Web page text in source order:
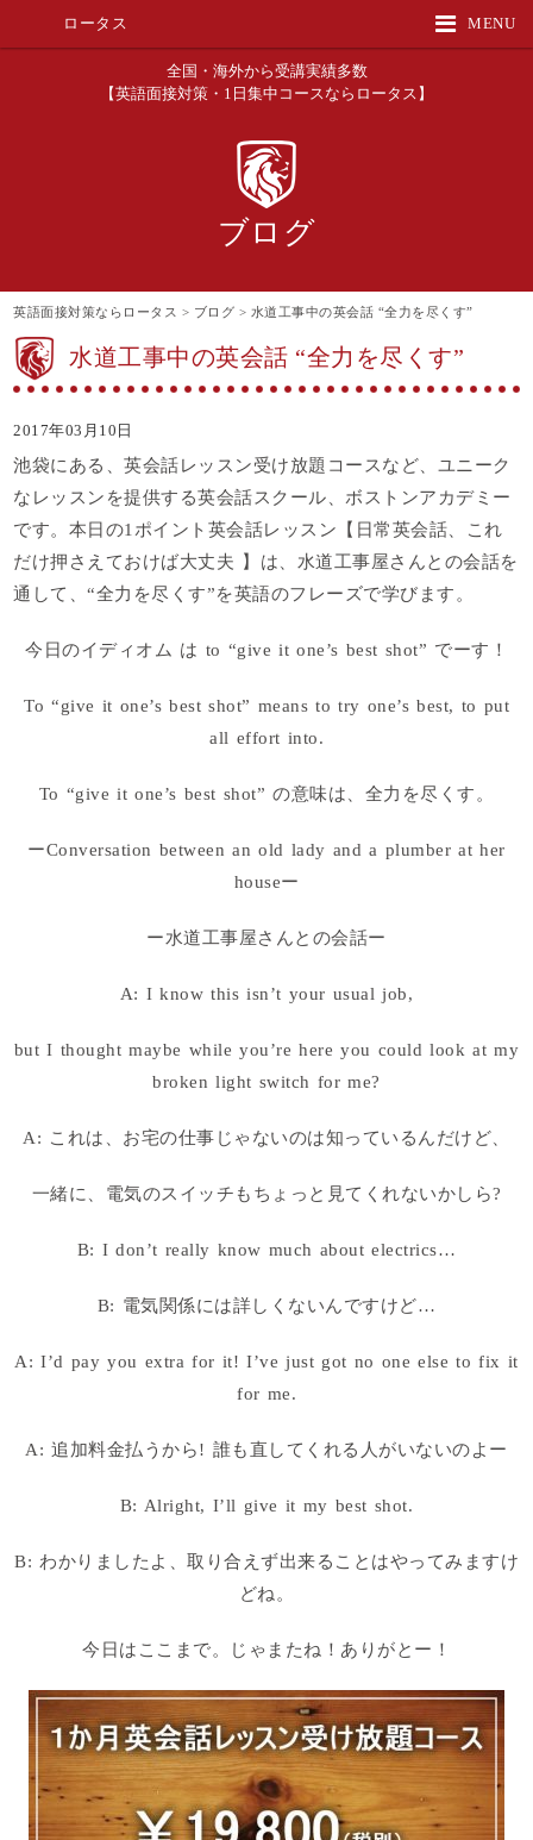
MENU
ロータス
全国・海外から受講実績多数
【英語面接対策・1日集中コースならロータス】
ブログ
英語面接対策ならロータス > ブログ > 水道工事中の英会話 “全力を尽くす”
水道工事中の英会話 “全力を尽くす”
2017年03月10日
池袋にある、英会話レッスン受け放題コースなど、ユニーク
なレッスンを提供する英会話スクール、ボストンアカデミー
です。本日の1ポイント英会話レッスン【日常英会話、これ
だけ押さえておけば大丈夫 】は、水道工事屋さんとの会話を
通して、“全力を尽くす”を英語のフレーズで学びます。
今日のイディオム は to “give it one’s best shot” でーす！
To “give it one’s best shot” means to try one’s best, to put
all effort into.
To “give it one’s best shot” の意味は、全力を尽くす。
ーConversation between an old lady and a plumber at her
houseー
ー水道工事屋さんとの会話ー
A: I know this isn’t your usual job,
but I thought maybe while you’re here you could look at my
broken light switch for me?
A: これは、お宅の仕事じゃないのは知っているんだけど、
一緒に、電気のスイッチもちょっと見てくれないかしら?
B: I don’t really know much about electrics…
B: 電気関係には詳しくないんですけど…
A: I’d pay you extra for it! I’ve just got no one else to fix it
for me.
A: 追加料金払うから! 誰も直してくれる人がいないのよー
B: Alright, I’ll give it my best shot.
B: わかりましたよ、取り合えず出来ることはやってみますけ
どね。
今日はここまで。じゃまたね！ありがとー！